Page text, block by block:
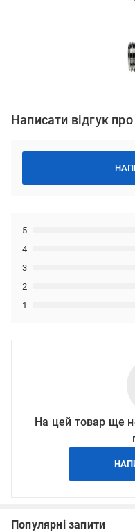
Написати відгук
1
2
3
4
5
На цей товар ще
Популярні запити